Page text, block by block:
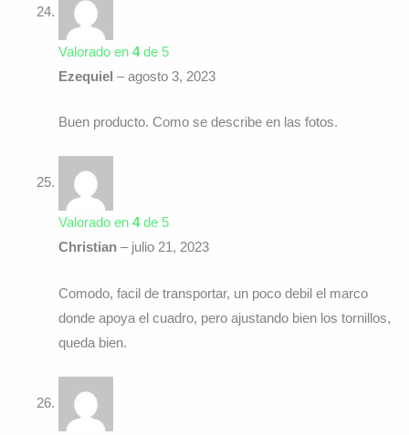
Valorado en 4de 5
Ezequiel – agosto 3, 2023
Buen producto. Como se describe en las fotos.
Valorado en 4de 5
Christian – julio 21, 2023
Comodo, facil de transportar, un poco debil el marco
donde apoya el cuadro, pero ajustando bien los tornillos,
queda bien.